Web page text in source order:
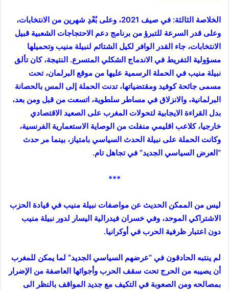
الخلاصة الثالثة: في صيف 2021، وعلى بُعْدِ شهرين من الانتخابات،
وعلى قدر السرعة للتبرؤ من برنامج دعم الاحتجاجات الشعبية قبيل
الانتخابات، جاء القدر الوافر لكيل الشتائم لنبيلة منيب وتحميلها
مسؤولية التفريط في الاندماج الشكلي المتسرع. النتيجة، كان تألق
نبيلة منيب في الحملة الرسمية عليها من موقع البرلمان، تحت
مسمى جائحة كوفيد ومقتضياتها، تدنت الحملة إلى المس بالحصانة
البرلمانية، والانزلاق في مساطر سلطوية، اتسعت من قبل ومن بعد،
بدل القراءة الايجابية لتحولات المغرب على الصعيد الاقتصادي
خارجيا، كلاعب اقليمي منفلت من الوصاية الاستعمارية الفرنسية،
وكانت الحملة على نبيلة الحدث السياسي بامتياز، بينما مر حدث
“العرض السياسي الجديد” في تجاهل تام.
***
ليس من الممكن الحديث عن مواصفات نبيلة منيب في قيادة الحزب
الاشتراكي الموحد، وفي خسران فيدرالية اليسار لدور نبيلة منيب
دون اعتبار ظرفية الحرب في أوكرانيا.
لم ينتبه الحادقون في “عرضهم السياسي الجديد” لما يمكن للمغرب
أن يصيبه من الحرج تحت سقف الحرب وأجوائها العاصفة من الإضرار
بمصالحه ومن الصعوبة في التكيف مع جديد المواقف بالنظر الى